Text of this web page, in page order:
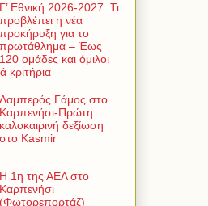
Γ’ Εθνική 2026-2027: Τι
προβλέπει η νέα
προκήρυξη για το
πρωτάθλημα – Έως
120 ομάδες και όμιλοι
κριτήρια
Λαμπερός Γάμος στο
Καρπενήσι-Πρώτη
καλοκαιρινή δεξίωση
στο Kasmir
Η 1η της ΑΕΛ στο
Καρπενήσι
(Φωτορεπορτάζ)